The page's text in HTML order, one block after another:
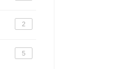
2
5